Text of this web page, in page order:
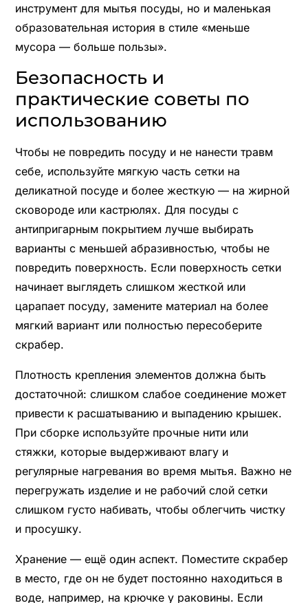
инструмент для мытья посуды, но и маленькая
образовательная история в стиле «меньше
мусора — больше пользы».
Безопасность и
практические советы по
использованию
Чтобы не повредить посуду и не нанести травм
себе, используйте мягкую часть сетки на
деликатной посуде и более жесткую — на жирной
сковороде или кастрюлях. Для посуды с
антипригарным покрытием лучше выбирать
варианты с меньшей абразивностью, чтобы не
повредить поверхность. Если поверхность сетки
начинает выглядеть слишком жесткой или
царапает посуду, замените материал на более
мягкий вариант или полностью пересоберите
скрабер.
Плотность крепления элементов должна быть
достаточной: слишком слабое соединение может
привести к расшатыванию и выпадению крышек.
При сборке используйте прочные нити или
стяжки, которые выдерживают влагу и
регулярные нагревания во время мытья. Важно не
перегружать изделие и не рабочий слой сетки
слишком густо набивать, чтобы облегчить чистку
и просушку.
Хранение — ещё один аспект. Поместите скрабер
в место, где он не будет постоянно находиться в
воде, например, на крючке у раковины. Если